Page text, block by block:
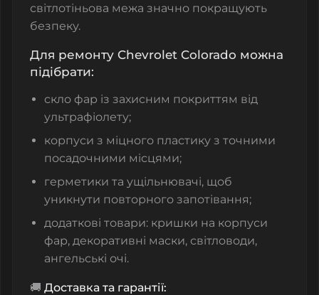
світлотіньова межа значно покращують
безпеку.
Для ремонту Chevrolet Colorado можна
підібрати:
скло фар із захисним покриттям від
ультрафіолету;
корпуси з міцного пластику з точними
посадочними місцями;
герметики та ущільнювачі, щоб
уникнути повторного запотівання;
додаткові товари: кришки на корпуси
фар, декоративні маски, світловоди,
ангельські очі.
🚚 Доставка та гарантії: